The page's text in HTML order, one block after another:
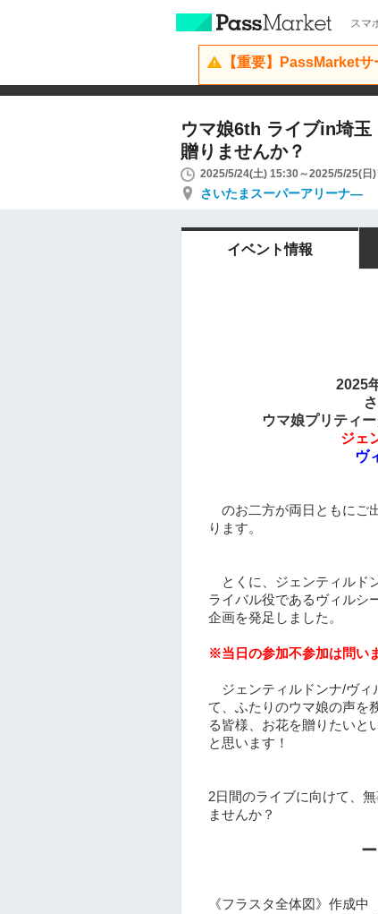
スマ
【重要】PassMarket
ウマ娘6th ライブin埼玉
贈りませんか？
2025/5/24(土) 15:30～2025/5/25(日
さいたまスーパーアリーナ―
イベント情報
2025
ウマ娘プリティ
ジェ
ヴ
のお二方が両日ともにご
ります。
とくに、ジェンティルド
ライバル役であるヴィルシ
企画を発足しました。
※当日の参加不参加は問い
ジェンティルドンナ/ヴィ
て、ふたりのウマ娘の声を
る皆様、お花を贈りたいと
と思います！
2日間のライブに向けて、
ませんか？
《フラスタ全体図》作成中